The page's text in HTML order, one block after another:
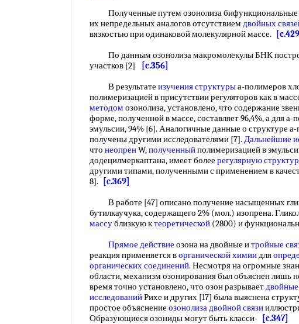
Полученные путем озонолиза бифункциональные
их непредельных аналогов отсутствием двойных
вязкостью при одинаковой молекулярной массе.
По данным озонолиза макромолекулы БНК
участков [2]
[c.356]
В результате изучения структурыа-полимеров
полимеризацией в присутствии регуляторов как в
методом озонолиза, установлено, что содержание
форме, полученной в массе, составляет 96,4%, а для а-
эмульсии, 94% [6]. Аналогичные данные о структуре
получены другими исследователями [7].Дальнейшие
что неопренW,полученныйполимеризацией в
додецилмеркаптана, имеет более регулярную
другими типами, полученными с применением в
8].
[c.369]
В работе [47] описано получение насыщенных
бутилкаучука, содержащего 2% (мол.) изопрена.
массублизкую ктеоретической (2800) и
Прямое действие озона на двойные итройные
реакция применяется ворганической химиидля
органических соединений. Несмотря на огромные
области, механизм озонирования был объяснен лишь
время точно установлено, что озон разрываетдвойные
исследованийРихе и других [17] была выяснена
простое объяснение озонолиза двойной связи
Образующиеся озониды могут быть класси-
[c.347]